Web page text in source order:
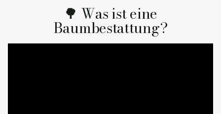
🌳 Was ist eine
Baumbestattung?